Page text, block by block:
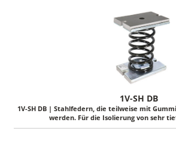
1V-SH DB
1V-SH DB | Stahlfedern, die teilweise mit
werden. Für die Isolierung von sehr